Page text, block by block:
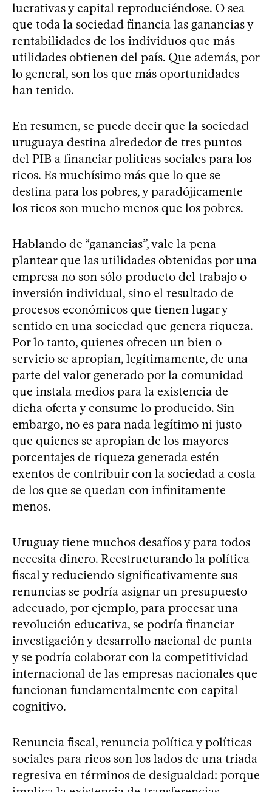
lucrativas y capital reproduciéndose. O sea
que toda la sociedad financia las ganancias y
rentabilidades de los individuos que más
utilidades obtienen del país. Que además, por
lo general, son los que más oportunidades
han tenido.
En resumen, se puede decir que la sociedad
uruguaya destina alrededor de tres puntos
del PIB a financiar políticas sociales para los
ricos. Es muchísimo más que lo que se
destina para los pobres, y paradójicamente
los ricos son mucho menos que los pobres.
Hablando de “ganancias”, vale la pena
plantear que las utilidades obtenidas por una
empresa no son sólo producto del trabajo o
inversión individual, sino el resultado de
procesos económicos que tienen lugar y
sentido en una sociedad que genera riqueza.
Por lo tanto, quienes ofrecen un bien o
servicio se apropian, legítimamente, de una
parte del valor generado por la comunidad
que instala medios para la existencia de
dicha oferta y consume lo producido. Sin
embargo, no es para nada legítimo ni justo
que quienes se apropian de los mayores
porcentajes de riqueza generada estén
exentos de contribuir con la sociedad a costa
de los que se quedan con infinitamente
menos.
Uruguay tiene muchos desafíos y para todos
necesita dinero. Reestructurando la política
fiscal y reduciendo significativamente sus
renuncias se podría asignar un presupuesto
adecuado, por ejemplo, para procesar una
revolución educativa, se podría financiar
investigación y desarrollo nacional de punta
y se podría colaborar con la competitividad
internacional de las empresas nacionales que
funcionan fundamentalmente con capital
cognitivo.
Renuncia fiscal, renuncia política y políticas
sociales para ricos son los lados de una tríada
regresiva en términos de desigualdad: porque